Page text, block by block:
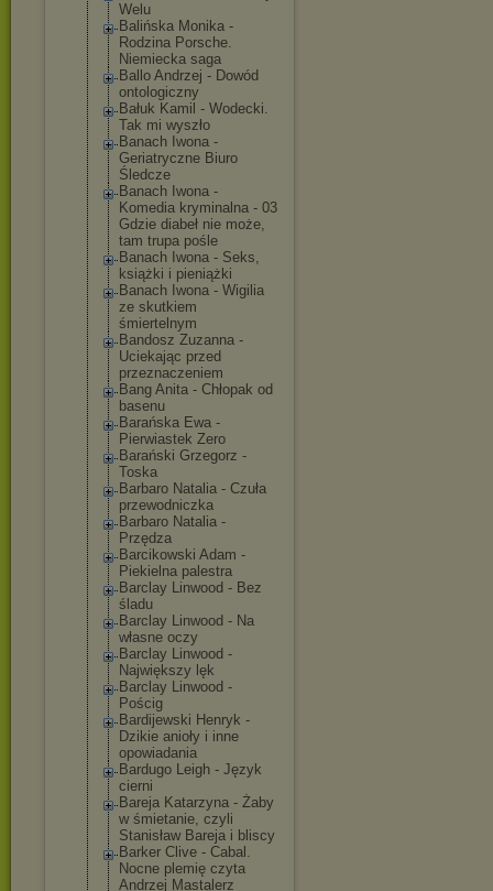
Welu
Balińska Monika -
Rodzina Porsche.
Niemiecka saga
Ballo Andrzej - Dowód
ontologiczny
Bałuk Kamil - Wodecki.
Tak mi wyszło
Banach Iwona -
Geriatryczne Biuro
Śledcze
Banach Iwona -
Komedia kryminalna - 03
Gdzie diabeł nie może,
tam trupa pośle
Banach Iwona - Seks,
książki i pieniążki
Banach Iwona - Wigilia
ze skutkiem
śmiertelnym
Bandosz Zuzanna -
Uciekając przed
przeznaczeniem
Bang Anita - Chłopak od
basenu
Barańska Ewa -
Pierwiastek Zero
Barański Grzegorz -
Toska
Barbaro Natalia - Czuła
przewodniczka
Barbaro Natalia -
Przędza
Barcikowski Adam -
Piekielna palestra
Barclay Linwood - Bez
śladu
Barclay Linwood - Na
własne oczy
Barclay Linwood -
Największy lęk
Barclay Linwood -
Pościg
Bardijewski Henryk -
Dzikie anioły i inne
opowiadania
Bardugo Leigh - Język
cierni
Bareja Katarzyna - Żaby
w śmietanie, czyli
Stanisław Bareja i bliscy
Barker Clive - Cabal.
Nocne plemię czyta
Andrzej Mastalerz